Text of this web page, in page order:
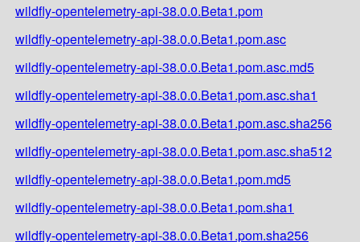
wildfly-opentelemetry-api-38.0.0.Beta1.pom
wildfly-opentelemetry-api-38.0.0.Beta1.pom.asc
wildfly-opentelemetry-api-38.0.0.Beta1.pom.asc.md5
wildfly-opentelemetry-api-38.0.0.Beta1.pom.asc.sha1
wildfly-opentelemetry-api-38.0.0.Beta1.pom.asc.sha256
wildfly-opentelemetry-api-38.0.0.Beta1.pom.asc.sha512
wildfly-opentelemetry-api-38.0.0.Beta1.pom.md5
wildfly-opentelemetry-api-38.0.0.Beta1.pom.sha1
wildfly-opentelemetry-api-38.0.0.Beta1.pom.sha256